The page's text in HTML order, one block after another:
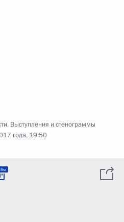
, Выступления и стенограммы
года, 19:50
8м